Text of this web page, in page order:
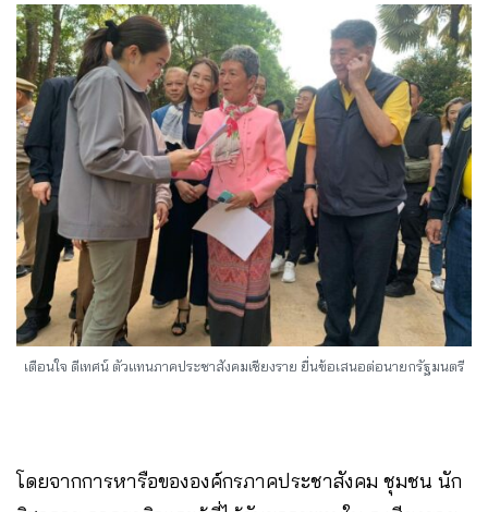
เตือนใจ ดีเทศน์ ตัวแทนภาคประชาสังคมเชียงราย ยื่นข้อเสนอต่อนายกรัฐมนตรี
โดยจากการหารือขององค์กรภาคประชาสังคม ชุมชน นัก